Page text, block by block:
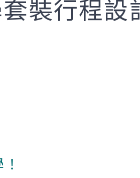
裝行程設